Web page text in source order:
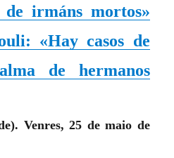
irmáns mortos»
«Hay casos de
de hermanos
Venres, 25 de maio de